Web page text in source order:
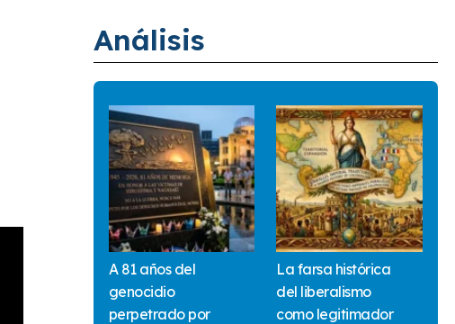
Análisis
A 81 años del
genocidio
perpetrado por
La farsa histórica
del liberalismo
como legitimador